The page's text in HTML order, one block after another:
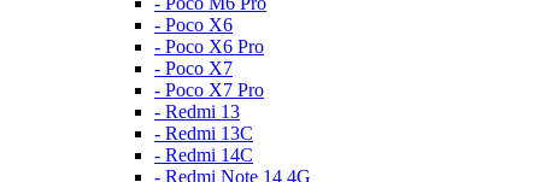
- Poco X6
- Poco X6 Pro
- Poco X7
- Poco X7 Pro
- Redmi 13
- Redmi 13C
- Redmi 14C
- Redmi Note 14 4G